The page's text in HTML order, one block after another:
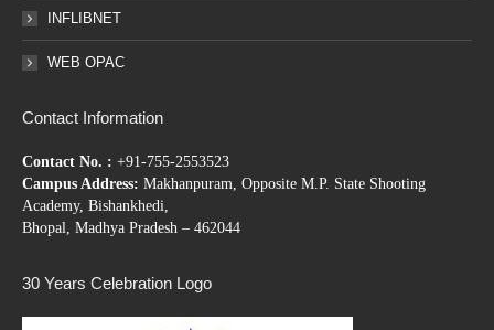
INFLIBNET
WEB OPAC
Contact Information
Contact No. : +91-755-2553523
Campus Address: Makhanpuram, Opposite M.P. State Shooting
Academy, Bishankhedi,
Bhopal, Madhya Pradesh – 462044
30 Years Celebration Logo